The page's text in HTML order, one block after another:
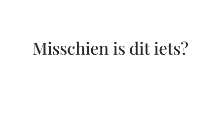
Misschien is dit iets?